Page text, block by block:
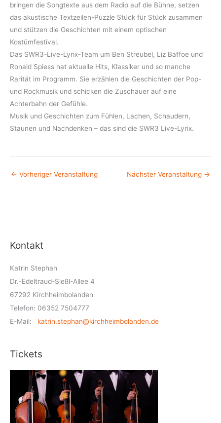
bringen die Songtexte aus dem Radio auf die Bühne, setzen
das akustische Textzeilen-Puzzle Stück für Stück zusammen
und stützen die Geschichten mit einem optischen
Kostümfestival.
Das SWR3-Live-Lyrix-Team um Ben Streubel, Liz Baffoe und
Ronald Spiess hat aktuelle Hits, Klassiker und so manche
Rarität im Programm. Sie erzählen die Geschichten der Pop-
und Rockmusik und schicken die Zuschauer auf eine
Achterbahn der Gefühle.
Musik und Geschichten zum Fühlen, Lachen, Schaudern,
Staunen und Nachdenken – das sind die SWR3 Live-Lyrix.
← Vorheriger Veranstaltung Nächster Veranstaltung →
Kontakt
Katrin Stephan
Dr.-Edeltraud-Sießl-Allee 4
67292 Kirchheimbolanden
Telefon: 06352 7504777
E-Mail: katrin.stephan@kirchheimbolanden.de
Tickets